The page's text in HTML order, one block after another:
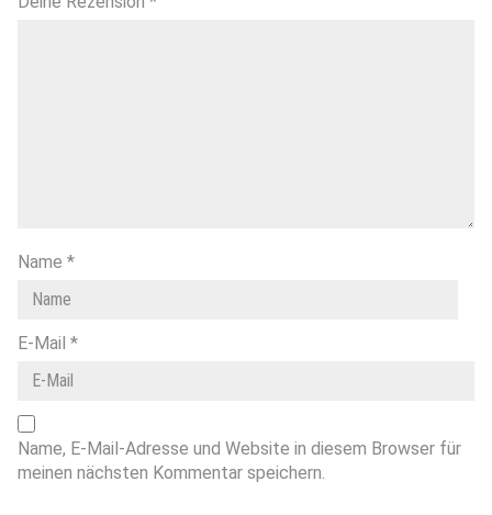
Name *
E-Mail *
Name, E-Mail-Adresse und Website in diesem Browser für
meinen nächsten Kommentar speichern.